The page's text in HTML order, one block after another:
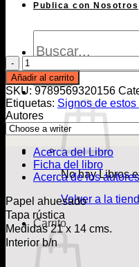
Publica con Nosotros
de
Libros
Buscar
No hay Libros
Volver a la
Carrito
Teología
de
los
signos
de
los
tiempos
latinoamericanos
cantidad
Añadir al carrito
SKU: 9789569320156
Etiquetas: Signos de estos
Autores
Acerca del Libro
Ficha del libro
Acerca de los autores
Papel ahuesado
Tapa rústica
Medidas 21 x 14 cms.
Interior b/n